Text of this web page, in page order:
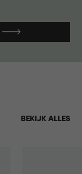
BEKIJK ALLES